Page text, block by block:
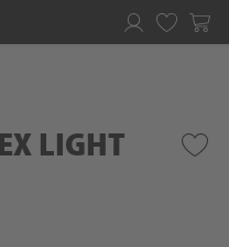
LIGHT